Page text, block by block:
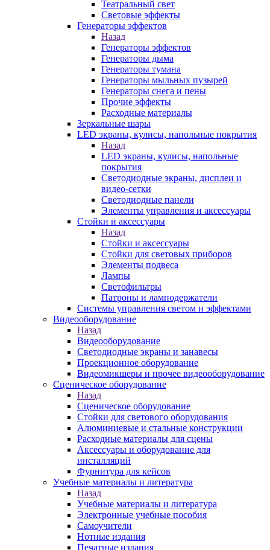
Театральный свет
Световые эффекты
Генераторы эффектов
Назад
Генераторы эффектов
Генераторы дыма
Генераторы тумана
Генераторы мыльных пузырей
Генераторы снега и пены
Прочие эффекты
Расходные материалы
Зеркальные шары
LED экраны, кулисы, напольные покрытия
Назад
LED экраны, кулисы, напольные
покрытия
Светодиодные экраны, дисплеи и
видео-сетки
Светодиодные панели
Элементы управления и аксессуары
Стойки и аксессуары
Назад
Стойки и аксессуары
Стойки для световых приборов
Элементы подвеса
Лампы
Светофильтры
Патроны и ламподержатели
Системы управления светом и эффектами
Видеооборудование
Назад
Видеооборудование
Светодиодные экраны и занавесы
Проекционное оборудование
Видеомикшеры и прочее видеооборудование
Сценическое оборудование
Назад
Сценическое оборудование
Стойки для светового оборудования
Алюминиевые и стальные конструкции
Расходные материалы для сцены
Аксессуары и оборудование для
инсталляций
Фурнитура для кейсов
Учебные материалы и литература
Назад
Учебные материалы и литература
Электронные учебные пособия
Самоучители
Нотные издания
Печатные издания